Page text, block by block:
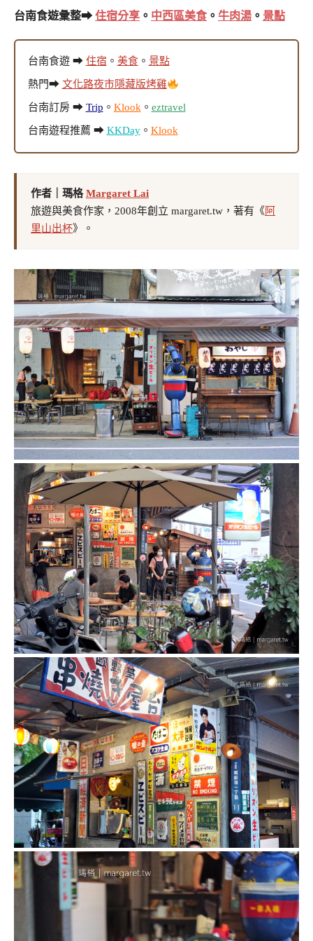
台南食遊彙整➡ 住宿分享 。 中西區美食。 牛肉湯 。 景點
台南食遊 ➡ 住宿 。 美食。 景點
熱門➡ 文化路夜市隱藏版烤雞
台南訂房 ➡ Trip 。 Klook。 eztravel
台南遊程推薦 ➡ KKDay。 Klook
作者｜瑪格Margaret Lai
旅遊與美食作家，2008年創立 margaret.tw，著有《阿
里山出杯》。